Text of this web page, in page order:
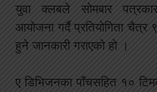
युवा क्लबले सोमबार
आयोजना गर्दै प्रतियोगिता
हुने जानकारी गराएको हो ।
ए डिभिजनका पाँचसहित १०